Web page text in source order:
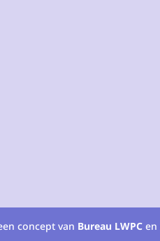
concept van Bureau LWPC en